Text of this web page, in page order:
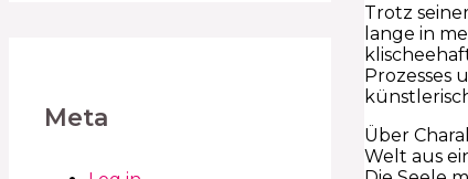
Meta
Trotz
lange in
Prozesses
Über
Welt aus